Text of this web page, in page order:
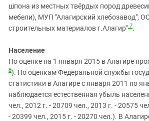
шпона из местных твёрдых пород
мебели), МУП "Алагирский хлебозавод",
строительных материалов г.Алагир" 7.
Население
По оценке на 1 января 2015 в Алагире
8). По оценкам Федеральной службы
статистики в Алагире с января 2011 по
наблюдается естественная убыль
чел., 2012 г. - 20709 чел., 2013 г. - 20575
- 20399 чел., 2015 г. - 20270 чел.). В